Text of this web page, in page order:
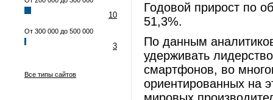
10
От 300 000 до 500 000
3
Все типы сайтов
Годовой прирост по
51,3%.
По данным
удерживать
смартфонов, во
ориентированных на